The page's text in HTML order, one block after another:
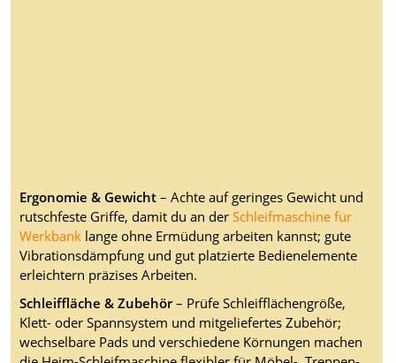
Ergonomie & Gewicht– Achte auf geringes Gewicht und
rutschfeste Griffe, damit du an derSchleifmaschine für
Werkbank lange ohne Ermüdung arbeiten kannst; gute
Vibrationsdämpfung und gut platzierte Bedienelemente
erleichtern präzises Arbeiten.
Schleiffläche & Zubehör– Prüfe Schleifflächengröße,
Klett- oder Spannsystem und mitgeliefertes Zubehör;
wechselbare Pads und verschiedene Körnungen machen